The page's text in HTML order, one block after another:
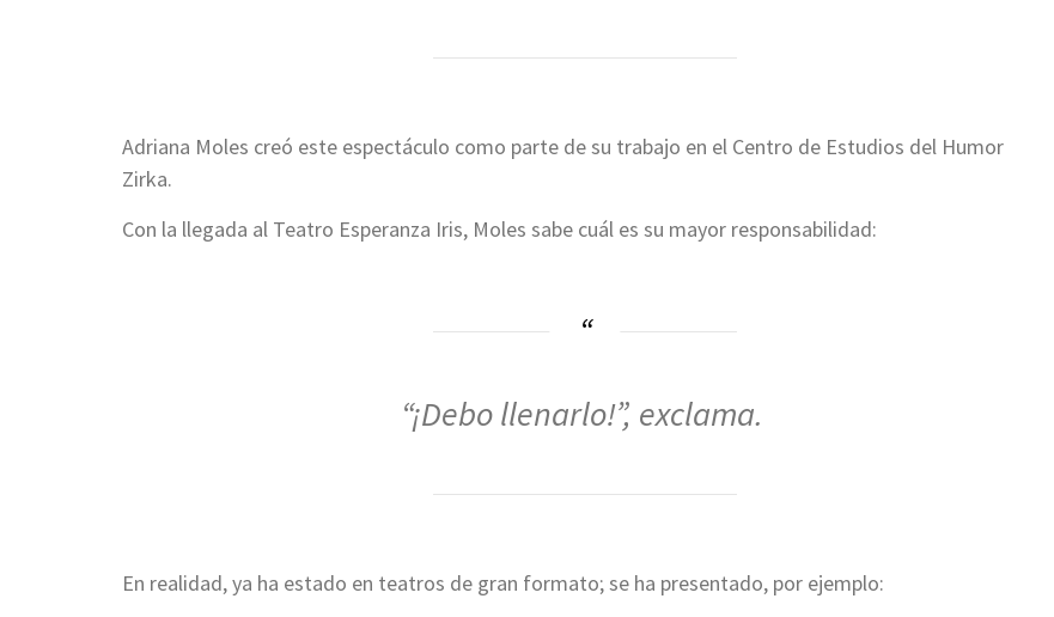
Adriana Moles creó este espectáculo como parte de su trabajo en el Centro de Estudios del Humor
Zirka.
Con la llegada al Teatro Esperanza Iris, Moles sabe cuál es su mayor responsabilidad:
“¡Debo llenarlo!”, exclama.
En realidad, ya ha estado en teatros de gran formato; se ha presentado, por ejemplo: